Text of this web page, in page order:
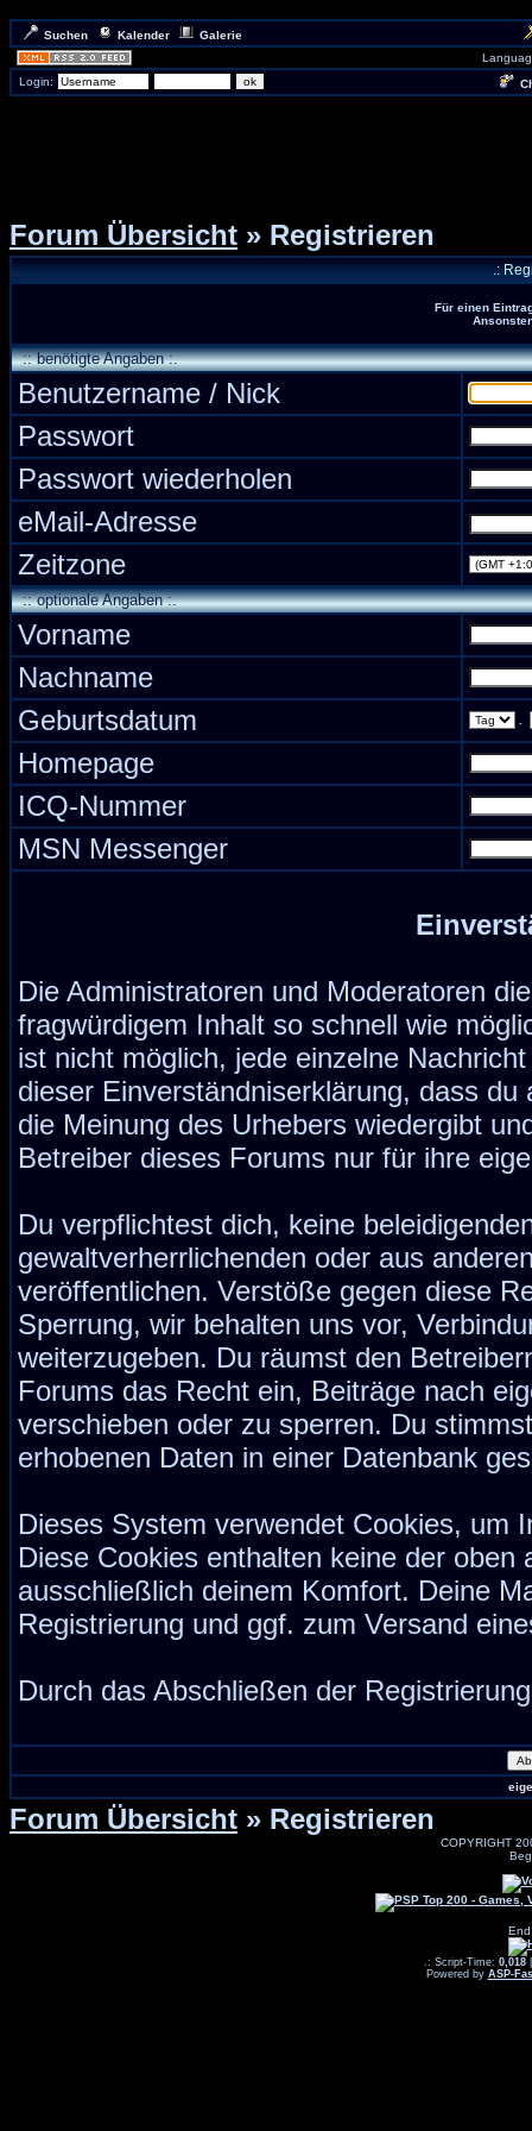
Suchen Kalender
Galerie
Login:
Forum Übersicht » Registrieren
.:
Für einen
:: benötigte Angaben :.
Benutzername / Nick
Passwort
Passwort wiederholen
eMail-Adresse
Zeitzone
:: optionale Angaben :.
Vorname
Nachname
Geburtsdatum
Homepage
ICQ-Nummer
MSN Messenger
Die Administratoren und Moderatoren
fragwürdigem Inhalt so schnell wie
ist nicht möglich, jede einzelne
dieser Einverständniserklärung, dass
die Meinung des Urhebers wiedergibt
Betreiber dieses Forums nur für ihre
Du verpflichtest dich, keine
gewaltverherrlichenden oder aus
veröffentlichen. Verstöße gegen diese
Sperrung, wir behalten uns vor,
weiterzugeben. Du räumst den
Forums das Recht ein, Beiträge nach
verschieben oder zu sperren. Du
erhobenen Daten in einer Datenbank
Dieses System verwendet Cookies, um
Diese Cookies enthalten keine der
ausschließlich deinem Komfort. Deine
Registrierung und ggf. zum Versand
Durch das Abschließen der
Forum Übersicht » Registrieren
COPYRIGHT
.: Script-Time: 0,018
Powered by ASP-